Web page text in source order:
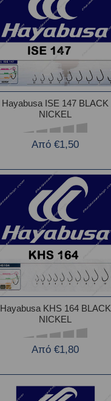
Hayabusa ISE 147 BLACK
NICKEL
Από €1,50
Hayabusa KHS 164 BLACK
NICKEL
Από €1,80